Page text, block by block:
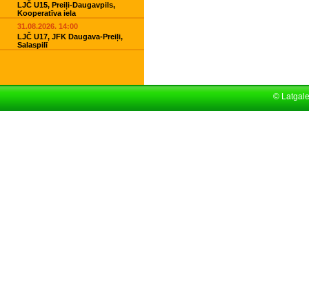
LJČ U15, Preiļi-Daugavpils,
Kooperatīva iela
31.08.2026. 14:00
LJČ U17, JFK Daugava-Preiļi,
Salaspilī
©